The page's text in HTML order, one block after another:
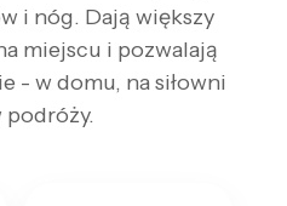
i nóg. Dają większy
miejscu i pozwalają
- w domu, na siłowni
podróży.